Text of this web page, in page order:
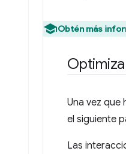
Obtén más
Una vez que
el siguiente
Las